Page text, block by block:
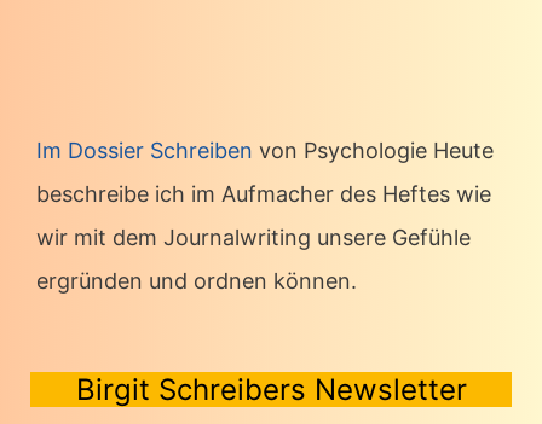
Im Dossier Schreiben von Psychologie Heute
beschreibe ich im Aufmacher des Heftes wie
wir mit dem Journalwriting unsere Gefühle
ergründen und ordnen können.
Birgit Schreibers Newsletter